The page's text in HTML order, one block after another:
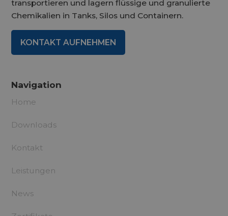
transportieren und lagern flüssige und granulierte
Chemikalien in Tanks, Silos und Containern.
KONTAKT AUFNEHMEN
Navigation
Home
Downloads
Kontakt
Leistungen
News